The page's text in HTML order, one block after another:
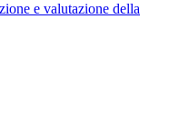
e valutazione della